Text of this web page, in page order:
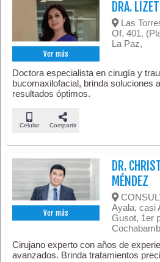
Ver más
DRA.
Las
Of. 401.
La Paz,
Doctora especialista en cirugía y
bucomaxilofacial, brinda soluciones
resultados óptimos.
Celular Compartir
Ver más
DR.
MÉNDEZ
Ayala, casi
Gusot, 1er
Cirujano experto con años de
avanzados. Brinda tratamientos